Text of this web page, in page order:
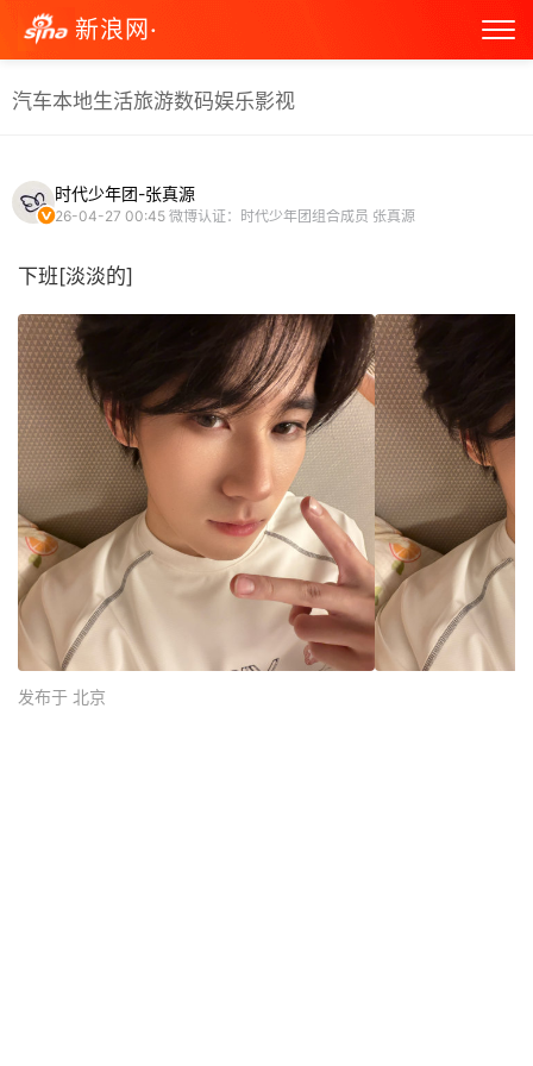
新浪网·
汽车本地生活旅游数码娱乐影视
时代少年团-张真源
26-04-27 00:45 微博认证：时代少年团组合成员 张真源
下班[淡淡的] ​
发布于 北京